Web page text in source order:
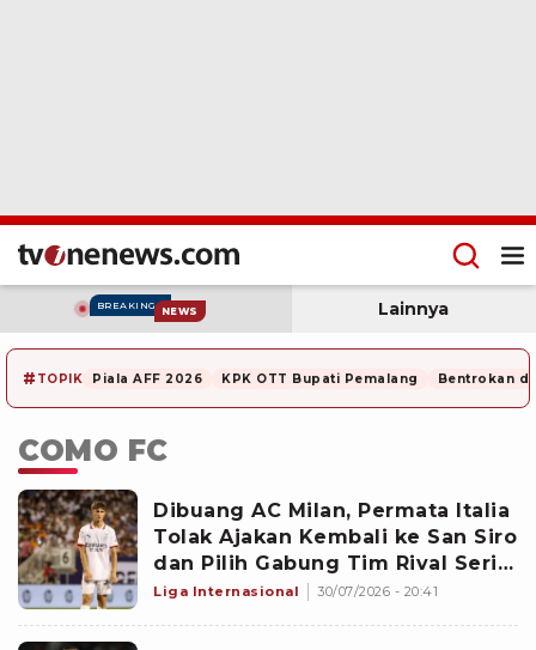
BREAKING NEWS Lainnya
# TOPIK Piala AFF 2026 KPK OTT Bupati Pemalang Bentrokan di
COMO FC
Dibuang AC Milan, Permata Italia
Tolak Ajakan Kembali ke San Siro
dan Pilih Gabung Tim Rival Serie
A Musim Depan
Liga Internasional 30/07/2026 - 20:41